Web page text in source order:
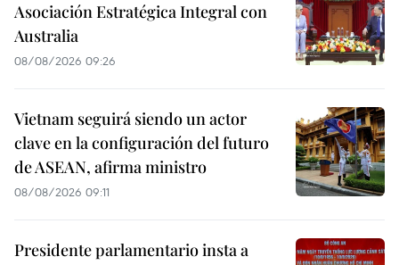
Asociación Estratégica Integral con
Australia
08/08/2026 09:26
Vietnam seguirá siendo un actor
clave en la configuración del futuro
de ASEAN, afirma ministro
08/08/2026 09:11
Presidente parlamentario insta a